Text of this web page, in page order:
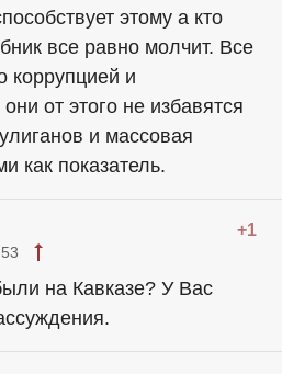
этому а кто
все равно молчит. Все
коррупцией и
от этого не избавятся
и массовая
как показатель.
+1
на Кавказе? У Вас